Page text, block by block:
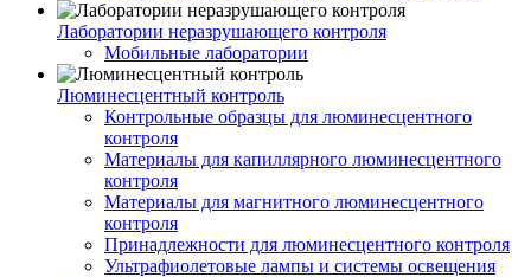
Лаборатории неразрушающего контроля
Мобильные лаборатории
Люминесцентный контроль
Контрольные образцы для люминесцентного
контроля
Материалы для капиллярного люминесцентного
контроля
Материалы для магнитного люминесцентного
контроля
Принадлежности для люминесцентного контроля
Ультрафиолетовые лампы и системы освещения